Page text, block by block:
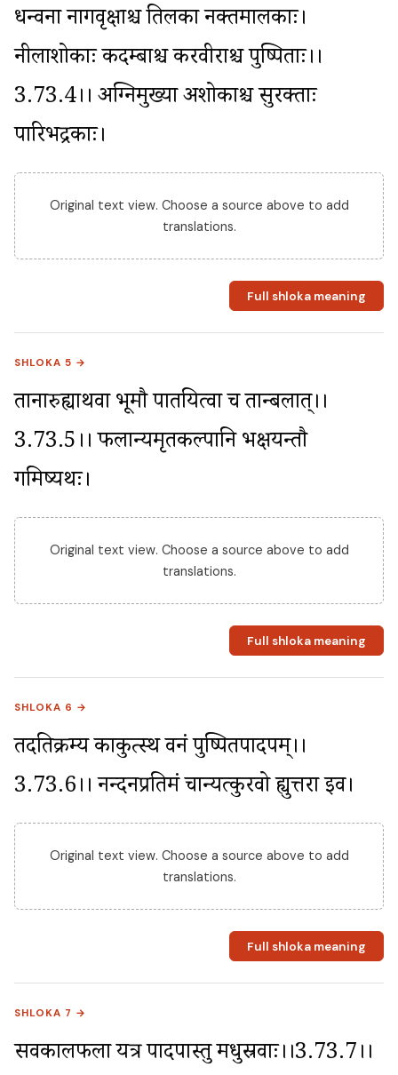
धन्वना नागवृक्षाश्च तिलका नक्तमालकाः।
नीलाशोकाः कदम्बाश्च करवीराश्च पुष्पिताः।।
3.73.4।। अग्निमुख्या अशोकाश्च सुरक्ताः
पारिभद्रकाः।
Original text view. Choose a source above to add
translations.
Full shloka meaning
SHLOKA 5 →
तानारुह्याथवा भूमौ पातयित्वा च तान्बलात्।।
3.73.5।। फलान्यमृतकल्पानि भक्षयन्तौ
गमिष्यथः।
Original text view. Choose a source above to add
translations.
Full shloka meaning
SHLOKA 6 →
तदतिक्रम्य काकुत्स्थ वनं पुष्पितपादपम्।।
3.73.6।। नन्दनप्रतिमं चान्यत्कुरवो ह्युत्तरा इव।
Original text view. Choose a source above to add
translations.
Full shloka meaning
SHLOKA 7 →
सर्वकालफला यत्र पादपास्तु मधुस्रवाः।।3.73.7।।